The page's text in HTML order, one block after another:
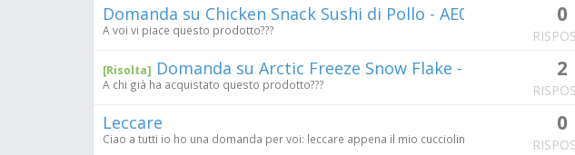
Domanda su Chicken Snack Sushi di Pollo - AE011
A voi vi piace questo prodotto???
0
[Risolta] Domanda su Arctic Freeze Snow Flake - AD044/E
A chi già ha acquistato questo prodotto???
2
Leccare
Ciao a tutti io ho una domanda per voi: leccare appena il mio cucciolino è in braccio e mi
0